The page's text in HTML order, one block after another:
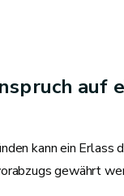
auf
kann ein Erlass
gewährt